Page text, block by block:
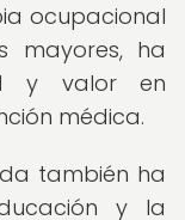
ocupacional
mayores, ha
y valor en
médica.
también ha
y la